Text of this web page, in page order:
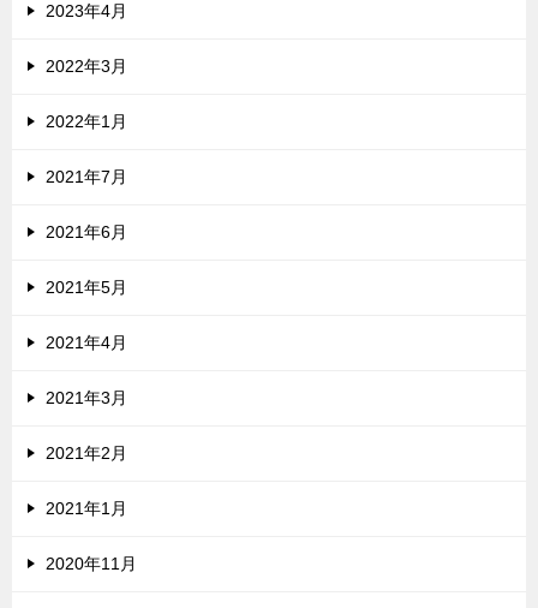
2023年4月
2022年3月
2022年1月
2021年7月
2021年6月
2021年5月
2021年4月
2021年3月
2021年2月
2021年1月
2020年11月